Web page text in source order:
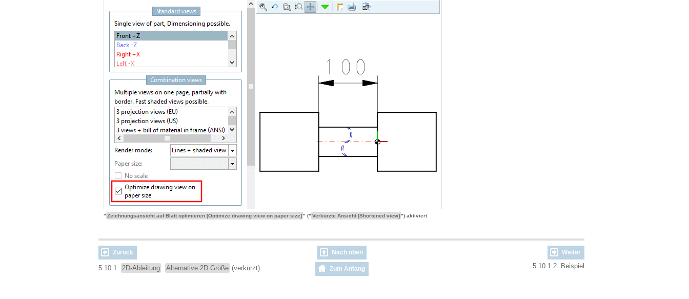
" Zeichnungsansicht auf Blatt optimieren [Optimize drawing view on paper size]" (" Verkürzte Ansicht [Shortened view]") aktiviert
Zurück Nach oben Weiter
5.10.1. 2D-Ableitung : Alternative 2D Größe (verkürzt) Zum Anfang 5.10.1.2. Beispiel